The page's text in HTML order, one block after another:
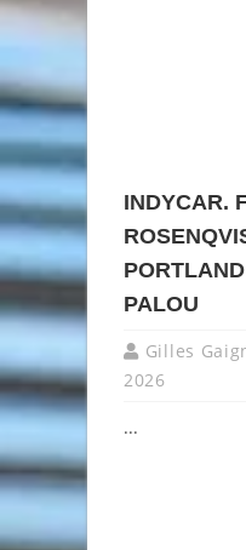
INDYCAR.
PALOU
Gilles
2026
...